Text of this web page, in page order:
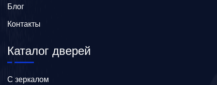
Блог
Контакты
Каталог дверей
C зеркалом